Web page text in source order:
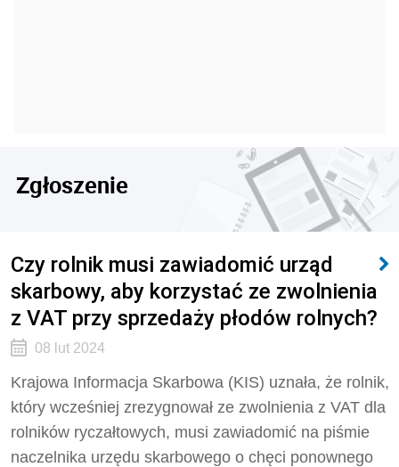
Zgłoszenie
Czy rolnik musi zawiadomić urząd
skarbowy, aby korzystać ze zwolnienia
z VAT przy sprzedaży płodów rolnych?
08 lut 2024
Krajowa Informacja Skarbowa (KIS) uznała, że rolnik,
który wcześniej zrezygnował ze zwolnienia z VAT dla
rolników ryczałtowych, musi zawiadomić na piśmie
naczelnika urzędu skarbowego o chęci ponownego